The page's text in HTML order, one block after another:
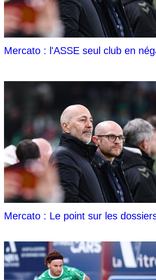
Mercato : l'ASSE seul club en
Mercato : Le point sur les